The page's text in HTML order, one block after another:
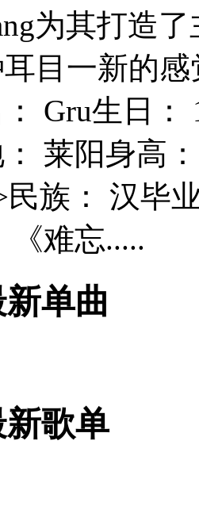
为其打造
目一新的
Gru生日：
莱阳身高
族： 汉毕
《难忘.....
单曲
歌单